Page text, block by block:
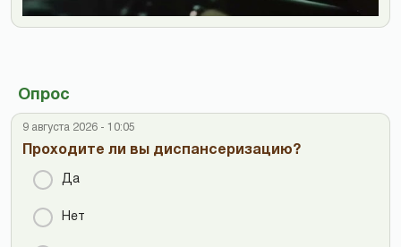
Опрос
9 августа 2026 - 10:05
Проходите ли вы диспансеризацию?
Да
Нет